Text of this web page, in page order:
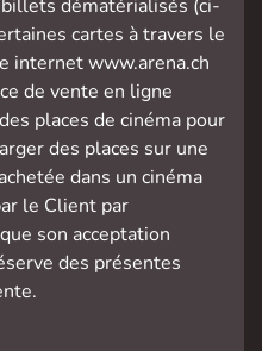
billets dématérialisés (ci-
cartes à travers le
internet www.arena.ch
de vente en ligne
places de cinéma pour
des places sur une
dans un cinéma
le Client par
son acceptation
des présentes